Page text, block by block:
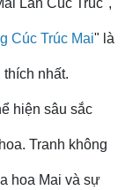
Lan Cúc Trúc",
Cúc Trúc Mai" là
nhất.
hiện sâu sắc
Tranh không
hoa Mai và sự